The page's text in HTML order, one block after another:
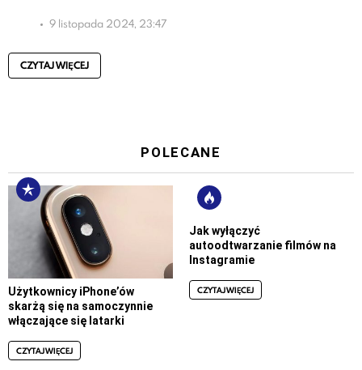
9 listopada 2024, 23:47
CZYTAJ WIĘCEJ
POLECANE
Użytkownicy iPhone’ów
skarżą się na samoczynnie
włączające się latarki
CZYTAJ WIĘCEJ
Jak wyłączyć
autoodtwarzanie filmów na
Instagramie
CZYTAJ WIĘCEJ